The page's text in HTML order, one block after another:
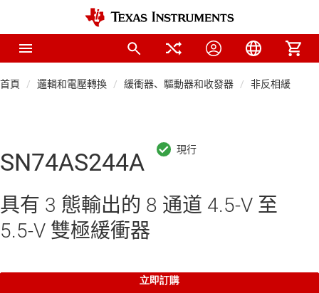
首頁 邏輯和電壓轉換 緩衝器、驅動器和收發器 非反相緩衝器
SN74AS244A
具有 3 態輸出的 8 通道 4.5-V 至
5.5-V 雙極緩衝器
立即訂購